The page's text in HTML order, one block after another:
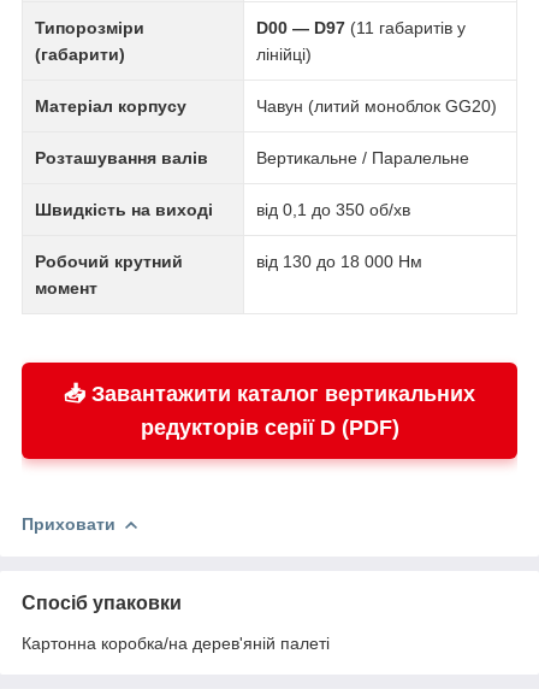
Типорозміри
(габарити)
D00 — D97 (11 габаритів у
лінійці)
Матеріал корпусу Чавун (литий моноблок GG20)
Розташування валів Вертикальне / Паралельне
Швидкість на виході від 0,1 до 350 об/хв
Робочий крутний
момент
від 130 до 18 000 Нм
📥 Завантажити каталог вертикальних
редукторів серії D (PDF)
Приховати
Спосіб упаковки
Картонна коробка/на дерев'яній палеті